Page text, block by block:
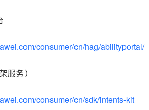
consumer/cn/hag/abilityportal/
服务）
consumer/cn/sdk/intents-kit